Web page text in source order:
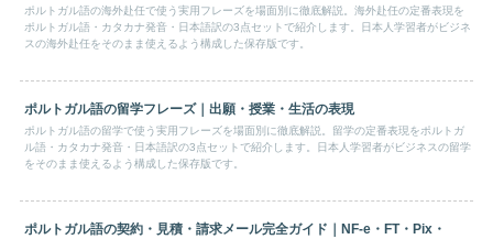
ポルトガル語の海外赴任で使う実用フレーズを場面別に徹底解説。海外赴任の定番表現を
ポルトガル語・カタカナ発音・日本語訳の3点セットで紹介します。日本人学習者がビジネ
スの海外赴任をそのまま使えるよう構成した保存版です。
ポルトガル語の留学フレーズ｜出願・授業・生活の表現
ポルトガル語の留学で使う実用フレーズを場面別に徹底解説。留学の定番表現をポルトガ
ル語・カタカナ発音・日本語訳の3点セットで紹介します。日本人学習者がビジネスの留学
をそのまま使えるよう構成した保存版です。
ポルトガル語の契約・見積・請求メール完全ガイド｜NF-e・FT・Pix・